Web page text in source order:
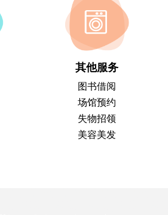
其他服务
图书借阅
场馆预约
失物招领
美容美发